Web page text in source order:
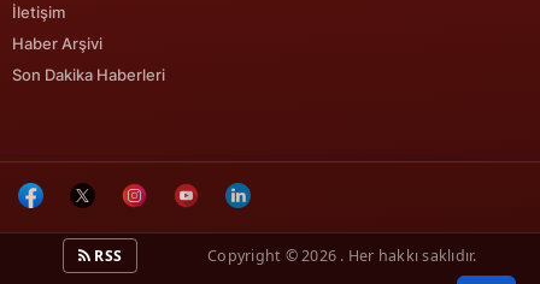
İletişim
Haber Arşivi
Son Dakika Haberleri
RSS Copyright © 2026 . Her hakkı saklıdır.